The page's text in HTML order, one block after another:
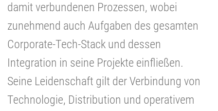
damit verbundenen Prozessen, wobei
zunehmend auch Aufgaben des gesamten
Corporate-Tech-Stack und dessen
Integration in seine Projekte einfließen.
Seine Leidenschaft gilt der Verbindung von
Technologie, Distribution und operativem